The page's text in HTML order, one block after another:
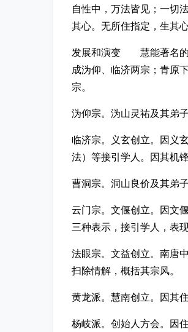
自性中，万法皆见；一切
其心。无所住指定，生其
发展和演变 慧能著名的
成沩仰、临济两宗；青原
宗。
沩仰宗。沩山灵祐及其弟
临济宗。义玄创立。因义
法）等接引学人。因其机
曹洞宗。洞山良价及其弟
云门宗。文偃创立。因文
三种表示，接引学人，表
法眼宗。文益创立。南唐
扫除情解，概括其宗风。
黄龙派。慧南创立。因其
杨岐派。创始人方会。因